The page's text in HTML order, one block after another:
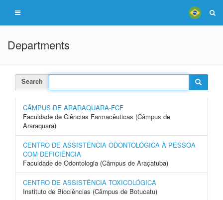
Departments
Search
CÂMPUS DE ARARAQUARA-FCF
Faculdade de Ciências Farmacêuticas (Câmpus de
Araraquara)
CENTRO DE ASSISTÊNCIA ODONTOLÓGICA À PESSOA
COM DEFICIÊNCIA
Faculdade de Odontologia (Câmpus de Araçatuba)
CENTRO DE ASSISTÊNCIA TOXICOLÓGICA
Instituto de Biociências (Câmpus de Botucatu)